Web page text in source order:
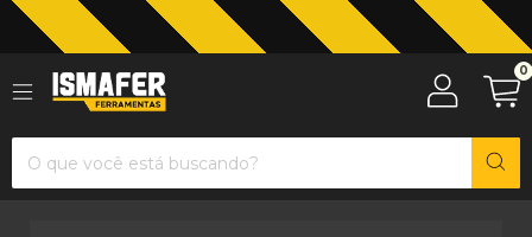
Jardinagem com The Black Tools
0